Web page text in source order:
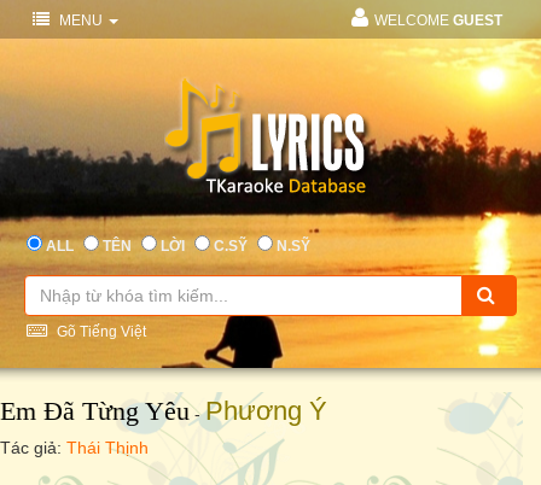
MENU WELCOME GUEST
ALL TÊN LỜI C.SỸ N.SỸ
Gõ Tiếng Việt
Em Đã Từng Yêu-Phương Ý
Tác giả: Thái Thịnh